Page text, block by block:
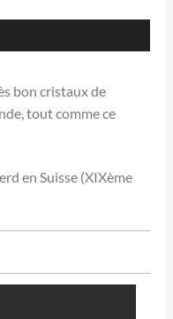
bon cristaux de
tout comme ce
en Suisse (XIXème